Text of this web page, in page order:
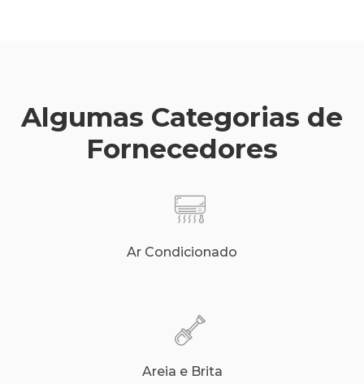
Algumas Categorias de
Fornecedores
Ar Condicionado
Areia e Brita